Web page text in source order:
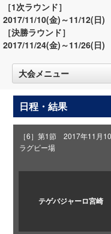
［1次ラウンド］
2017/11/10(金)～11/12(日)
［決勝ラウンド］
2017/11/24(金)～11/26(日)
大会メニュー
日程・結果
［6］第1節 2017年11月
ラグビー場
テゲバジャーロ宮崎